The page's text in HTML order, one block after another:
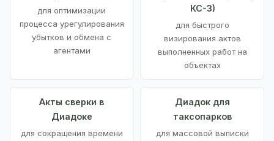
для оптимизации
процесса урегулирования
убытков и обмена с
агентами
КС-3)
для быстрого
визирования актов
выполненных работ на
объектах
Акты сверки в
Диадоке
для сокращения времени
Диадок для
таксопарков
для массовой выписки